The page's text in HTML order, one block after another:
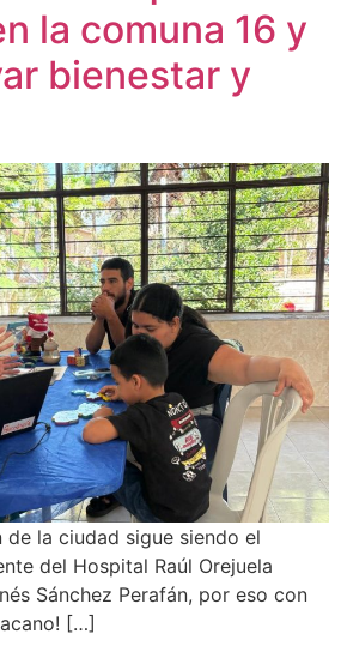
la comuna 16 y
bienestar y
la ciudad sigue siendo el
del Hospital Raúl Orejuela
Sánchez Perafán, por eso con
[…]